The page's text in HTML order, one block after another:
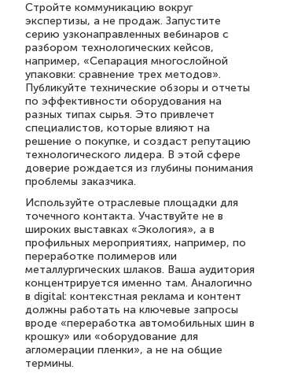
Стройте коммуникацию вокруг
экспертизы, а не продаж. Запустите
серию узконаправленных вебинаров с
разбором технологических кейсов,
например, «Сепарация многослойной
упаковки: сравнение трех методов».
Публикуйте технические обзоры и отчеты
по эффективности оборудования на
разных типах сырья. Это привлечет
специалистов, которые влияют на
решение о покупке, и создаст репутацию
технологического лидера. В этой сфере
доверие рождается из глубины понимания
проблемы заказчика.
Используйте отраслевые площадки для
точечного контакта. Участвуйте не в
широких выставках «Экология», а в
профильных мероприятиях, например, по
переработке полимеров или
металлургических шлаков. Ваша аудитория
концентрируется именно там. Аналогично
в digital: контекстная реклама и контент
должны работать на ключевые запросы
вроде «переработка автомобильных шин в
крошку» или «оборудование для
агломерации пленки», а не на общие
термины.